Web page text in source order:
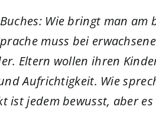
Wie bringt man am
muss bei
Eltern wollen ihren
Aufrichtigkeit. Wie
ist jedem bewusst, aber